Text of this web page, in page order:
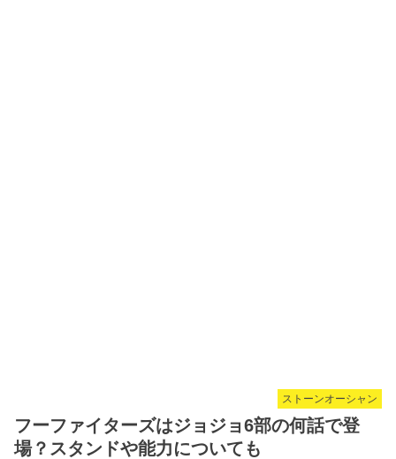
ストーンオーシャン
フーファイターズはジョジョ6部の何話で登
場？スタンドや能力についても